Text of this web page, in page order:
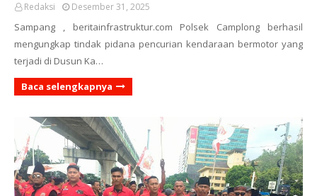
Redaksi Desember 31, 2025
Sampang , beritainfrastruktur.com Polsek Camplong berhasil
mengungkap tindak pidana pencurian kendaraan bermotor yang
terjadi di Dusun Ka…
Baca selengkapnya